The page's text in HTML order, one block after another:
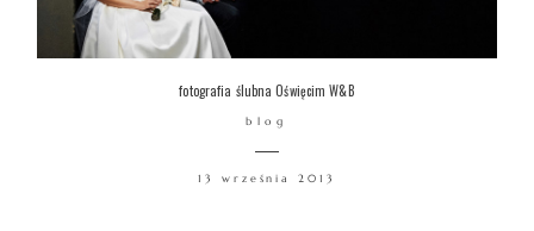
fotografia ślubna Oświęcim W&B
blog
13 września 2013